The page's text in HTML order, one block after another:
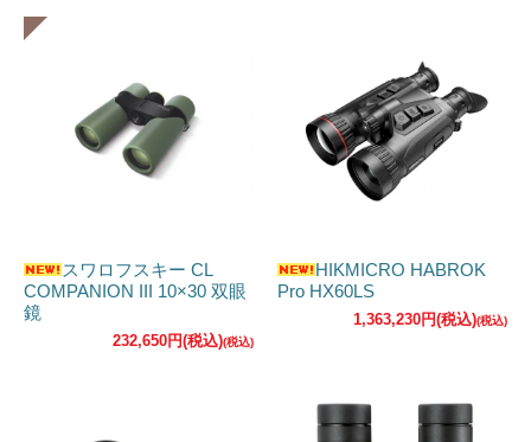
スワロフスキー CL
COMPANION III 10×30 双眼
鏡
232,650円(税込)
HIKMICRO HABROK
Pro HX60LS
1,363,230円(税込)